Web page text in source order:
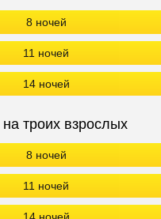
8 ночей
11 ночей
14 ночей
троих взрослых
8 ночей
11 ночей